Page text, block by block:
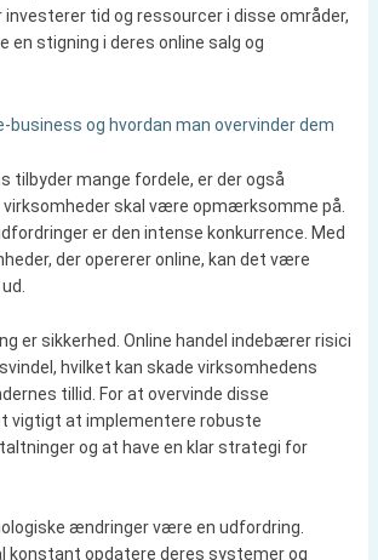
investerer tid og ressourcer i disse områder,
en stigning i deres online salg og
business og hvordan man overvinder dem
tilbyder mange fordele, er der også
skal være opmærksomme på.
er den intense konkurrence. Med
der opererer online, kan det være
er sikkerhed. Online handel indebærer risici
hvilket kan skade virksomhedens
tillid. For at overvinde disse
vigtigt at implementere robuste
og at have en klar strategi for
ændringer være en udfordring.
konstant opdatere deres systemer og